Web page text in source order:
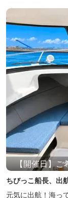
【開催日】ご
10
ちびっこ船長、出
元気に出航！海っ